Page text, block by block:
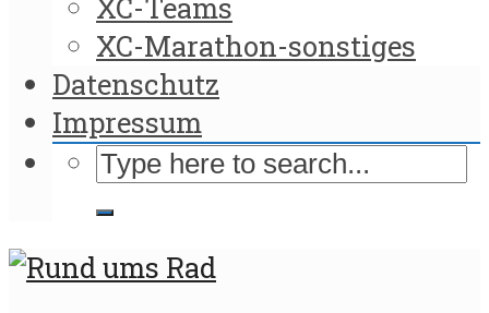
XC-Marathon-sonstiges
Datenschutz
Impressum